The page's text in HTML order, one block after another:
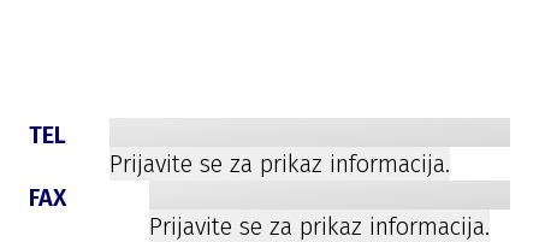
TEL
Prijavite se za prikaz informacija.
FAX
Prijavite se za prikaz informacija.